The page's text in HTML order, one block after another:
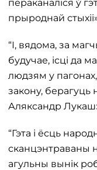
пераканаліся ў
прыроднай
“І, вядома, за
будучае, ісці да
людзям у пагонах,
закону, берагуць
Аляксандр
“Гэта і ёсць
сканцэнтраваны
агульны вынік